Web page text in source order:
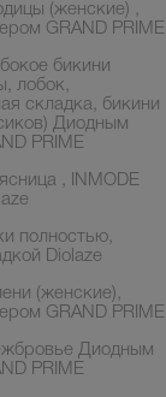
(женские) ,
GRAND PRIME
бикини
лобок,
складка, бикини
Диодным
PRIME
, INMODE
полностью,
Diolaze
(женские),
GRAND PRIME
Диодным
PRIME